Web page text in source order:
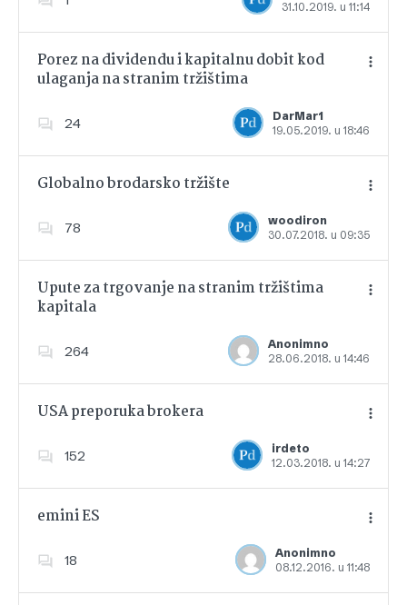
31.10.2019. u 11:14
Porez na dividendu i kapitalnu dobit kod
ulaganja na stranim tržištima
24
DarMar1
19.05.2019. u 18:46
Dodajte u favorite
Globalno brodarsko tržište
78
woodiron
30.07.2018. u 09:35
Dodajte u favorite
Upute za trgovanje na stranim tržištima
kapitala
264
Anonimno
28.06.2018. u 14:46
Dodajte u favorite
USA preporuka brokera
152
irdeto
12.03.2018. u 14:27
Dodajte u favorite
emini ES
18
Anonimno
08.12.2016. u 11:48
Dodajte u favorite